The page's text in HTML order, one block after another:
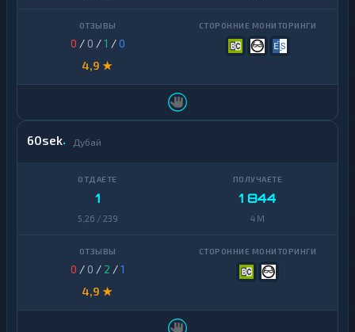
0 / 0 /1 /0
4,9 ★
60sek Дубай
1
5,26 / 239
1 844
4 M
0 / 0 / 2 /1
4,9 ★